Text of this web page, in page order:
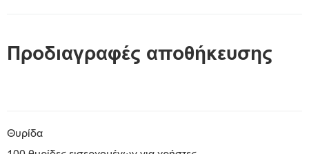
Προδιαγραφές αποθήκευσης
Θυρίδα